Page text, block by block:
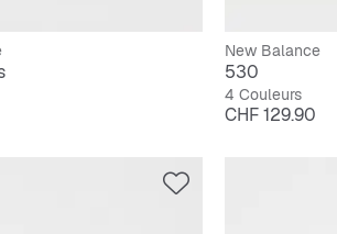
New Balance
530
4 Couleurs
Prix
CHF 129.90